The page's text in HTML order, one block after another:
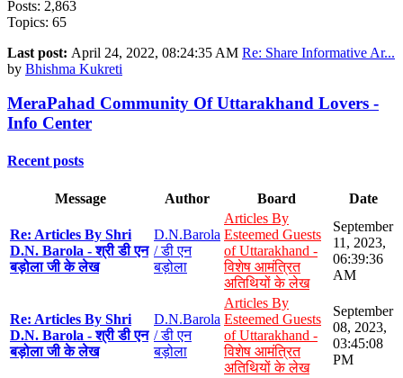
Posts: 2,863
Topics: 65
Last post: April 24, 2022, 08:24:35 AM Re: Share Informative Ar...
by Bhishma Kukreti
MeraPahad Community Of Uttarakhand Lovers -
Info Center
Recent posts
Message Author Board Date
Re: Articles By Shri
D.N. Barola - श्री डी एन
बड़ोला जी के लेख
D.N.Barola
/ डी एन
बड़ोला
Articles By
Esteemed Guests
of Uttarakhand -
विशेष आमंत्रित
अतिथियों के लेख
September
11, 2023,
06:39:36
AM
Re: Articles By Shri
D.N. Barola - श्री डी एन
बड़ोला जी के लेख
D.N.Barola
/ डी एन
बड़ोला
Articles By
Esteemed Guests
of Uttarakhand -
विशेष आमंत्रित
अतिथियों के लेख
September
08, 2023,
03:45:08
PM